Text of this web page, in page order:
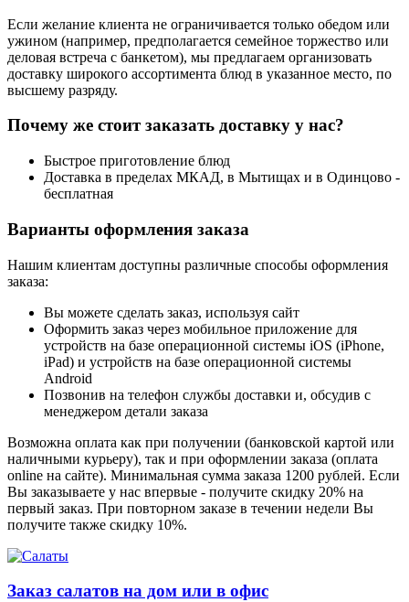
Если желание клиента не ограничивается только обедом или
ужином (например, предполагается семейное торжество или
деловая встреча с банкетом), мы предлагаем организовать
доставку широкого ассортимента блюд в указанное место, по
высшему разряду.
Почему же стоит заказать доставку у нас?
Быстрое приготовление блюд
Доставка в пределах МКАД, в Мытищах и в Одинцово -
бесплатная
Варианты оформления заказа
Нашим клиентам доступны различные способы оформления
заказа:
Вы можете сделать заказ, используя сайт
Оформить заказ через мобильное приложение для
устройств на базе операционной системы iOS (iPhone,
iPad) и устройств на базе операционной системы
Android
Позвонив на телефон службы доставки и, обсудив с
менеджером детали заказа
Возможна оплата как при получении (банковской картой или
наличными курьеру), так и при оформлении заказа (оплата
online на сайте). Минимальная сумма заказа 1200 рублей. Если
Вы заказываете у нас впервые - получите скидку 20% на
первый заказ. При повторном заказе в течении недели Вы
получите также скидку 10%.
Заказ салатов на дом или в офис